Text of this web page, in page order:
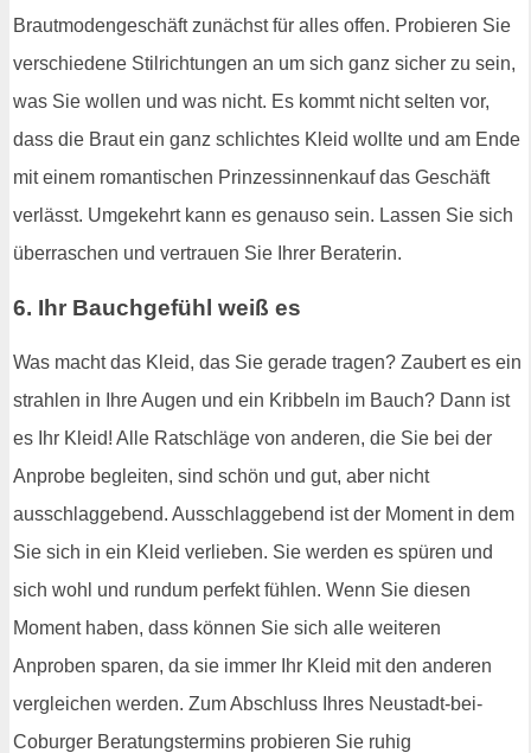
Brautmodengeschäft zunächst für alles offen. Probieren Sie
verschiedene Stilrichtungen an um sich ganz sicher zu sein,
was Sie wollen und was nicht. Es kommt nicht selten vor,
dass die Braut ein ganz schlichtes Kleid wollte und am Ende
mit einem romantischen Prinzessinnenkauf das Geschäft
verlässt. Umgekehrt kann es genauso sein. Lassen Sie sich
überraschen und vertrauen Sie Ihrer Beraterin.
6. Ihr Bauchgefühl weiß es
Was macht das Kleid, das Sie gerade tragen? Zaubert es ein
strahlen in Ihre Augen und ein Kribbeln im Bauch? Dann ist
es Ihr Kleid! Alle Ratschläge von anderen, die Sie bei der
Anprobe begleiten, sind schön und gut, aber nicht
ausschlaggebend. Ausschlaggebend ist der Moment in dem
Sie sich in ein Kleid verlieben. Sie werden es spüren und
sich wohl und rundum perfekt fühlen. Wenn Sie diesen
Moment haben, dass können Sie sich alle weiteren
Anproben sparen, da sie immer Ihr Kleid mit den anderen
vergleichen werden. Zum Abschluss Ihres Neustadt-bei-
Coburger Beratungstermins probieren Sie ruhig